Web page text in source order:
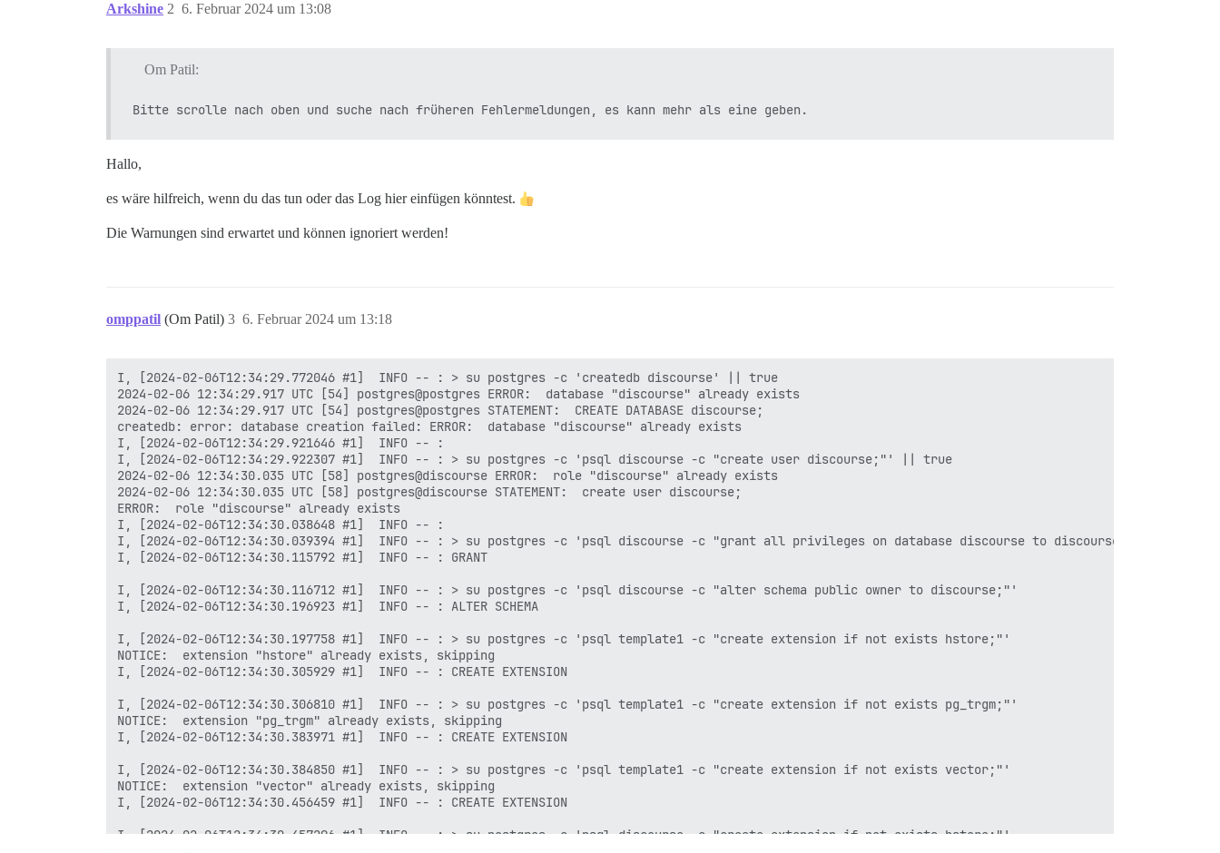
Arkshine 6. Februar 2024 um 13:08
2
Om Patil:
Hallo,
es wäre hilfreich, wenn du das tun oder das Log hier einfügen könntest.
Die Warnungen sind erwartet und können ignoriert werden!
omppatil (Om Patil) 6. Februar 2024 um 13:18
3
I, [2024-02-06T12:34:29.772046 #1]  INFO -- : > su postgres -c 'createdb discourse' || true
2024-02-06 12:34:29.917 UTC [54] postgres@postgres ERROR:  database "discourse" already exists
2024-02-06 12:34:29.917 UTC [54] postgres@postgres STATEMENT:  CREATE DATABASE discourse;
createdb: error: database creation failed: ERROR:  database "discourse" already exists
I, [2024-02-06T12:34:29.921646 #1]  INFO -- :
I, [2024-02-06T12:34:29.922307 #1]  INFO -- : > su postgres -c 'psql discourse -c "create user discourse;"' || true
2024-02-06 12:34:30.035 UTC [58] postgres@discourse ERROR:  role "discourse" already exists
2024-02-06 12:34:30.035 UTC [58] postgres@discourse STATEMENT:  create user discourse;
ERROR:  role "discourse" already exists
I, [2024-02-06T12:34:30.038648 #1]  INFO -- :
I, [2024-02-06T12:34:30.039394 #1]  INFO -- : > su postgres -c 'psql discourse -c "grant all privileges on database discourse to discourse;"' || true
I, [2024-02-06T12:34:30.115792 #1]  INFO -- : GRANT
I, [2024-02-06T12:34:30.116712 #1]  INFO -- : > su postgres -c 'psql discourse -c "alter schema public owner to discourse;"'
I, [2024-02-06T12:34:30.196923 #1]  INFO -- : ALTER SCHEMA
I, [2024-02-06T12:34:30.197758 #1]  INFO -- : > su postgres -c 'psql template1 -c "create extension if not exists hstore;"'
NOTICE:  extension "hstore" already exists, skipping
I, [2024-02-06T12:34:30.305929 #1]  INFO -- : CREATE EXTENSION
I, [2024-02-06T12:34:30.306810 #1]  INFO -- : > su postgres -c 'psql template1 -c "create extension if not exists pg_trgm;"'
NOTICE:  extension "pg_trgm" already exists, skipping
I, [2024-02-06T12:34:30.383971 #1]  INFO -- : CREATE EXTENSION
I, [2024-02-06T12:34:30.384850 #1]  INFO -- : > su postgres -c 'psql template1 -c "create extension if not exists vector;"'
NOTICE:  extension "vector" already exists, skipping
I, [2024-02-06T12:34:30.456459 #1]  INFO -- : CREATE EXTENSION
I, [2024-02-06T12:34:30.457296 #1]  INFO -- : > su postgres -c 'psql discourse -c "create extension if not exists hstore;"'